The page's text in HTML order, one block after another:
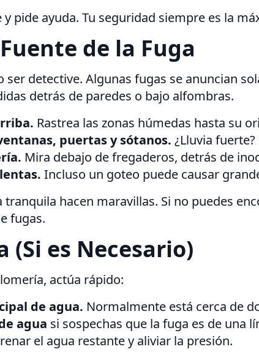
pide ayuda. Tu seguridad siempre es la
de la Fuga
ser detective. Algunas fugas se anuncian
detrás de paredes o bajo alfombras.
Rastrea las zonas húmedas hasta su
puertas y sótanos. ¿Lluvia
Mira debajo de fregaderos, detrás de
Incluso un goteo puede causar
hacen maravillas. Si no puedes
fugas.
(Si es Necesario)
actúa rápido:
de agua. Normalmente está cerca de
agua si sospechas que la fuga es de una
el agua restante y aliviar la presión.